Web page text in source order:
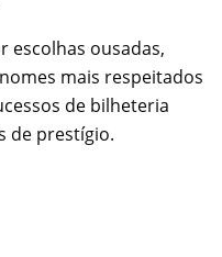
escolhas ousadas,
mais respeitados
de bilheteria
de prestígio.